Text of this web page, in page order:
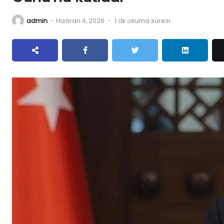
admin - Haziran 4, 2026 - 1 dk okuma süresi